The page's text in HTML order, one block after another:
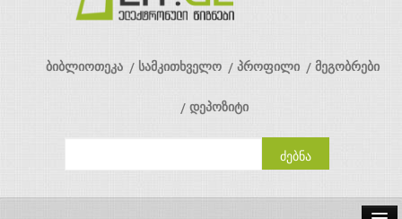
ბიბლიოთეკა სამკითხველო პროფილი მეგობრები
დეპოზიტი